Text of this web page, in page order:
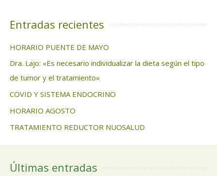
Entradas recientes
HORARIO PUENTE DE MAYO
Dra. Lajo: «Es necesario individualizar la dieta según el tipo
de tumor y el tratamiento»
COVID Y SISTEMA ENDOCRINO
HORARIO AGOSTO
TRATAMIENTO REDUCTOR NUOSALUD
Últimas entradas